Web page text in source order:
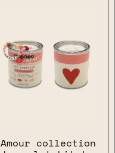
Amour collection